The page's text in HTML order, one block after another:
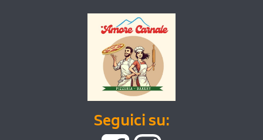
Seguici su: